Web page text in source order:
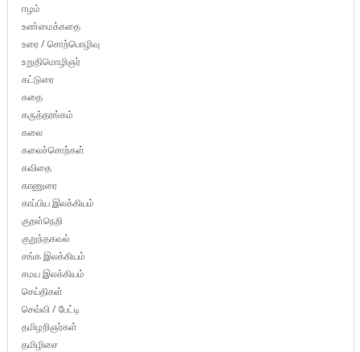
ஈழம்
உண்மைக்கதை
உரை / சொற்பொழிவு
உறுதிமொழிஞர்
கட்டுரை
கதை
கருத்தரங்கம்
கலை
கலைச்சொற்கள்
கவிதை
காணுரை
காப்பிய இலக்கியம்
குறள்நெறி
குறுந்தகவல்
சங்க இலக்கியம்
சமய இலக்கியம்
செய்திகள்
செவ்வி / பேட்டி
தமிழறிஞர்கள்
தமிழிசை